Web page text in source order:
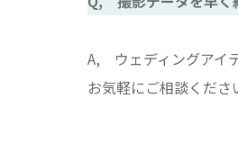
A, ウェディングアイ
お気軽にご相談くださ